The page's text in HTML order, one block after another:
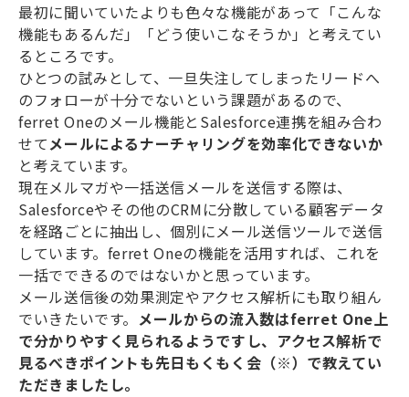
最初に聞いていたよりも色々な機能があって「こんな
機能もあるんだ」「どう使いこなそうか」と考えてい
るところです。
ひとつの試みとして、一旦失注してしまったリードへ
のフォローが十分でないという課題があるので、
ferret Oneのメール機能とSalesforce連携を組み合わ
せてメールによるナーチャリングを効率化できないか
と考えています。
現在メルマガや一括送信メールを送信する際は、
Salesforceやその他のCRMに分散している顧客データ
を経路ごとに抽出し、個別にメール送信ツールで送信
しています。ferret Oneの機能を活用すれば、これを
一括でできるのではないかと思っています。
メール送信後の効果測定やアクセス解析にも取り組ん
でいきたいです。 メールからの流入数はferret One上
で分かりやすく見られるようですし、アクセス解析で
見るべきポイントも先日もくもく会（※）で教えてい
ただきましたし。